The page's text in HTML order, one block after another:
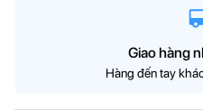
Giao hàng
Hàng đến tay